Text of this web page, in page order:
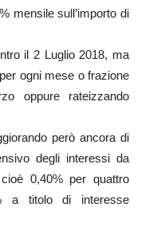
mensile sull’importo di
il 2 Luglio 2018, ma
ogni mese o frazione
oppure rateizzando
però ancora di
degli interessi da
0,40% per quattro
a titolo di interesse